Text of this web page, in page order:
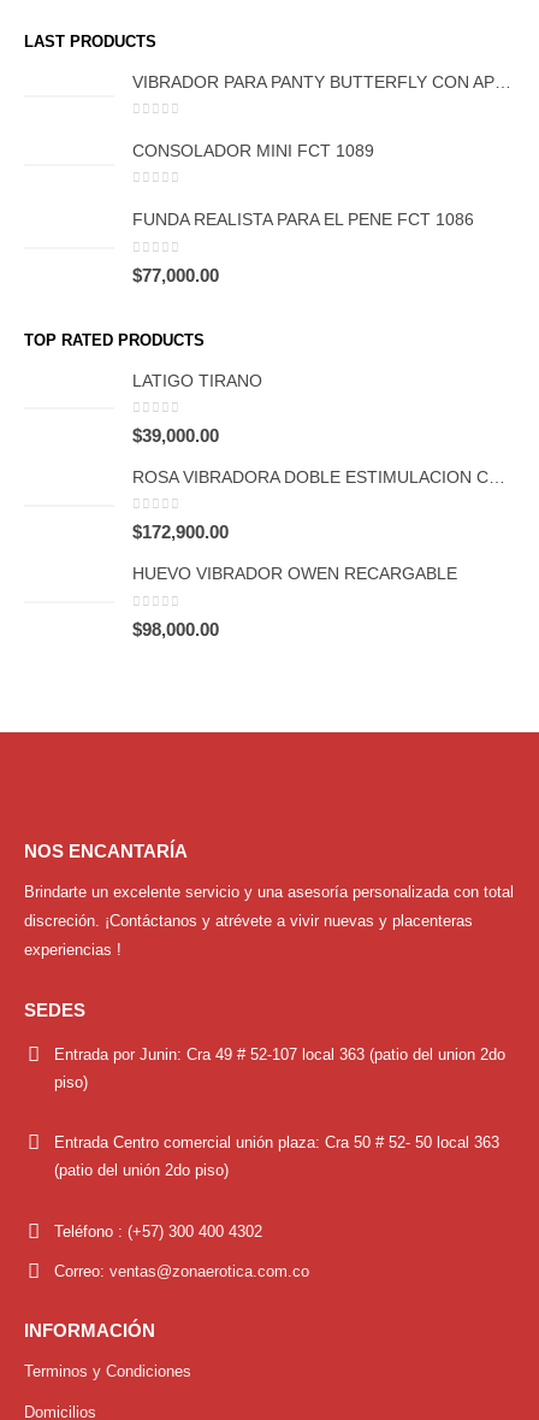
LAST PRODUCTS
CONSOLADOR MINI FCT 1089
FUNDA REALISTA PARA EL PENE FCT 1086
0out of 5
$77,000.00
TOP RATED PRODUCTS
LATIGO TIRANO
0out of 5
$39,000.00
0out of 5
$172,900.00
HUEVO VIBRADOR OWEN RECARGABLE
0out of 5
$98,000.00
NOS ENCANTARÍA
Brindarte un excelente servicio y una asesoría personalizada con total
discreción. ¡Contáctanos y atrévete a vivir nuevas y placenteras
experiencias !
SEDES
Entrada por Junin: Cra 49 # 52-107 local 363 (patio del union 2do
piso)
Entrada Centro comercial unión plaza: Cra 50 # 52- 50 local 363
(patio del unión 2do piso)
Teléfono : (+57) 300 400 4302
Correo: ventas@zonaerotica.com.co
INFORMACIÓN
Terminos y Condiciones
Domicilios